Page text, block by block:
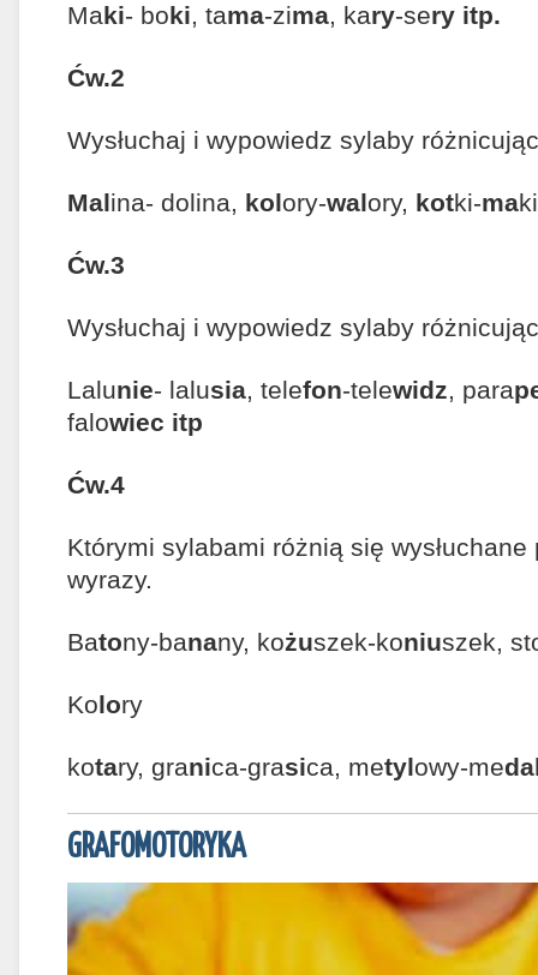
Maki- boki, tama-zima, kary-sery itp.
Ćw.2
Wysłuchaj i wypowiedz sylaby
Malina- dolina, kolory-walory, kotki-ma
Ćw.3
Wysłuchaj i wypowiedz sylaby
Lalunie- lalusia, telefon-telewidz, para
falowiec itp
Ćw.4
Którymi sylabami różnią się
wyrazy.
Batony-banany, kożuszek-koniuszek,
Kolory
kotary, granica-grasica, metylowy-me
GRAFOMOTORYKA